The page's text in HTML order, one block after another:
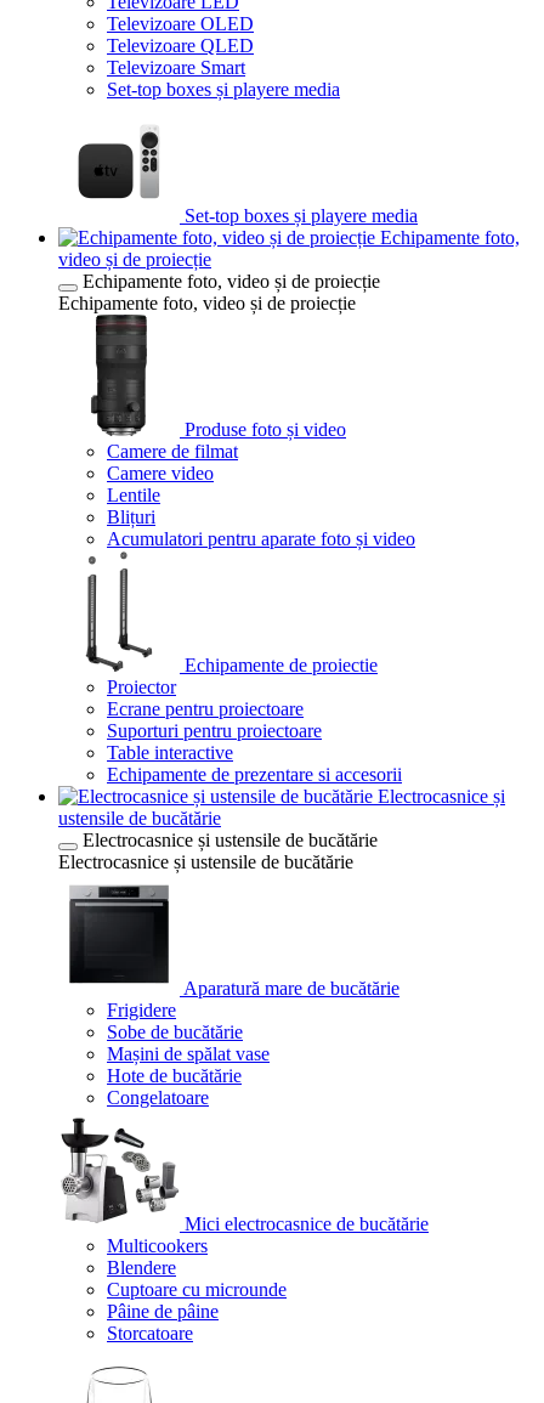
Televizoare OLED
Televizoare QLED
Televizoare Smart
Set-top boxes și playere media
Set-top boxes și playere media
Echipamente foto,
video și de proiecție
Echipamente foto, video și de proiecție
Echipamente foto, video și de proiecție
Produse foto și video
Camere de filmat
Camere video
Lentile
Blițuri
Acumulatori pentru aparate foto și video
Echipamente de proiectie
Proiector
Ecrane pentru proiectoare
Suporturi pentru proiectoare
Table interactive
Echipamente de prezentare si accesorii
Electrocasnice și
ustensile de bucătărie
Electrocasnice și ustensile de bucătărie
Electrocasnice și ustensile de bucătărie
Aparatură mare de bucătărie
Frigidere
Sobe de bucătărie
Mașini de spălat vase
Hote de bucătărie
Congelatoare
Mici electrocasnice de bucătărie
Multicookers
Blendere
Cuptoare cu microunde
Pâine de pâine
Storcatoare